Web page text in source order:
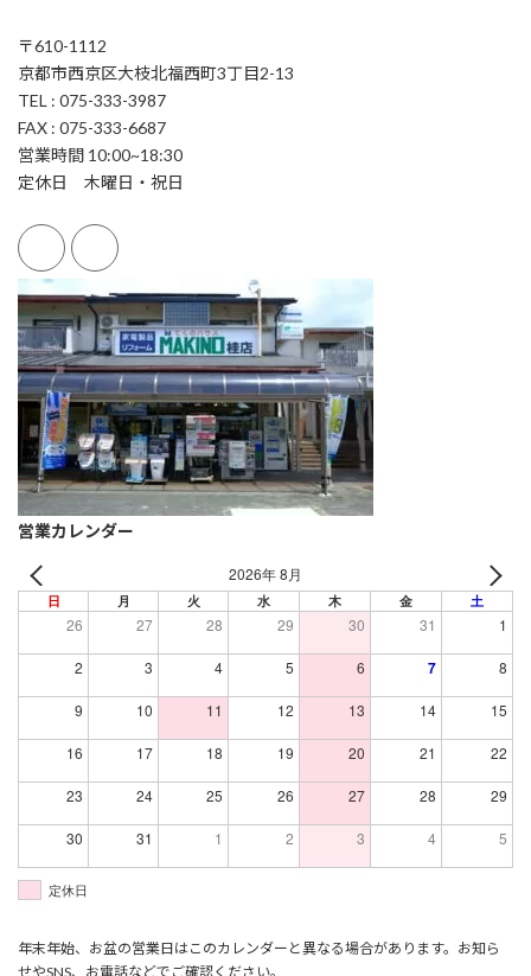
〒610-1112
京都市西京区大枝北福西町3丁目2-13
TEL : 075-333-3987
FAX : 075-333-6687
営業時間 10:00~18:30
定休日 木曜日・祝日
営業カレンダー
2026年 8月
日 月 火 水 木 金 土
26 27 28 29 30 31 1
2 3 4 5 6 7 8
9 10 11 12 13 14 15
16 17 18 19 20 21 22
23 24 25 26 27 28 29
30 31 1 2 3 4 5
定休日
年末年始、お盆の営業日はこのカレンダーと異なる場合があります。お知ら
せやSNS、お電話などでご確認ください。